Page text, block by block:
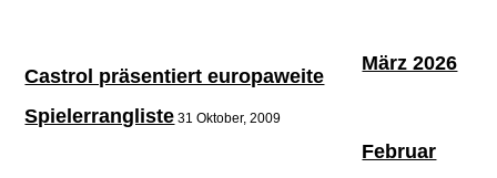
Castrol präsentiert europaweite
Spielerrangliste 31 Oktober, 2009
März 2026
Februar